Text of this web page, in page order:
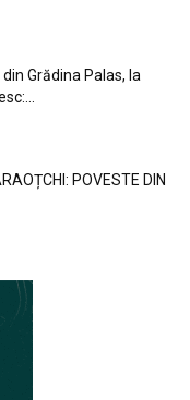
Grădina Palas, la
POVESTE DIN